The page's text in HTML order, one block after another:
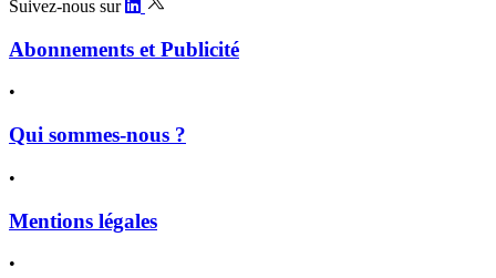
Suivez-nous sur
Abonnements et Publicité
•
Qui sommes-nous ?
•
Mentions légales
•